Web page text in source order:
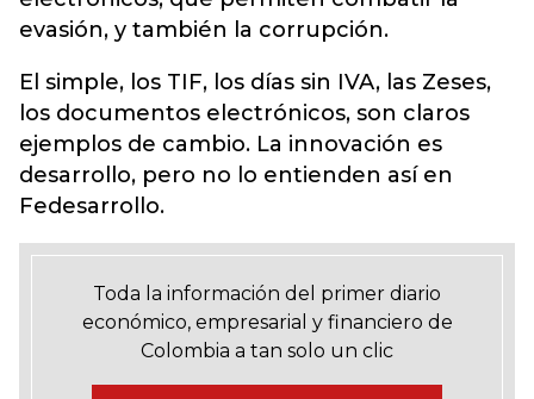
evasión, y también la corrupción.
El simple, los TIF, los días sin IVA, las Zeses,
los documentos electrónicos, son claros
ejemplos de cambio. La innovación es
desarrollo, pero no lo entienden así en
Fedesarrollo.
Toda la información del primer diario
económico, empresarial y financiero de
Colombia a tan solo un clic